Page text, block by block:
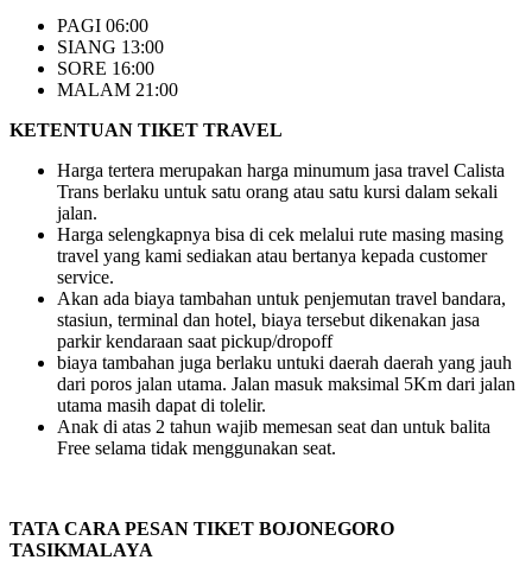
PAGI 06:00
SIANG 13:00
SORE 16:00
MALAM 21:00
KETENTUAN TIKET TRAVEL
Harga tertera merupakan harga minumum jasa travel Calista
Trans berlaku untuk satu orang atau satu kursi dalam sekali
jalan.
Harga selengkapnya bisa di cek melalui rute masing masing
travel yang kami sediakan atau bertanya kepada customer
service.
Akan ada biaya tambahan untuk penjemutan travel bandara,
stasiun, terminal dan hotel, biaya tersebut dikenakan jasa
parkir kendaraan saat pickup/dropoff
biaya tambahan juga berlaku untuki daerah daerah yang jauh
dari poros jalan utama. Jalan masuk maksimal 5Km dari jalan
utama masih dapat di tolelir.
Anak di atas 2 tahun wajib memesan seat dan untuk balita
Free selama tidak menggunakan seat.
TATA CARA PESAN TIKET BOJONEGORO
TASIKMALAYA